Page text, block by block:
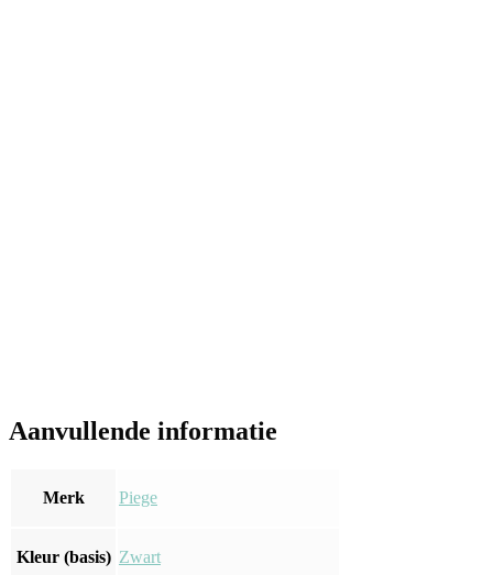
Aanvullende informatie
Merk Piege
Kleur (basis) Zwart